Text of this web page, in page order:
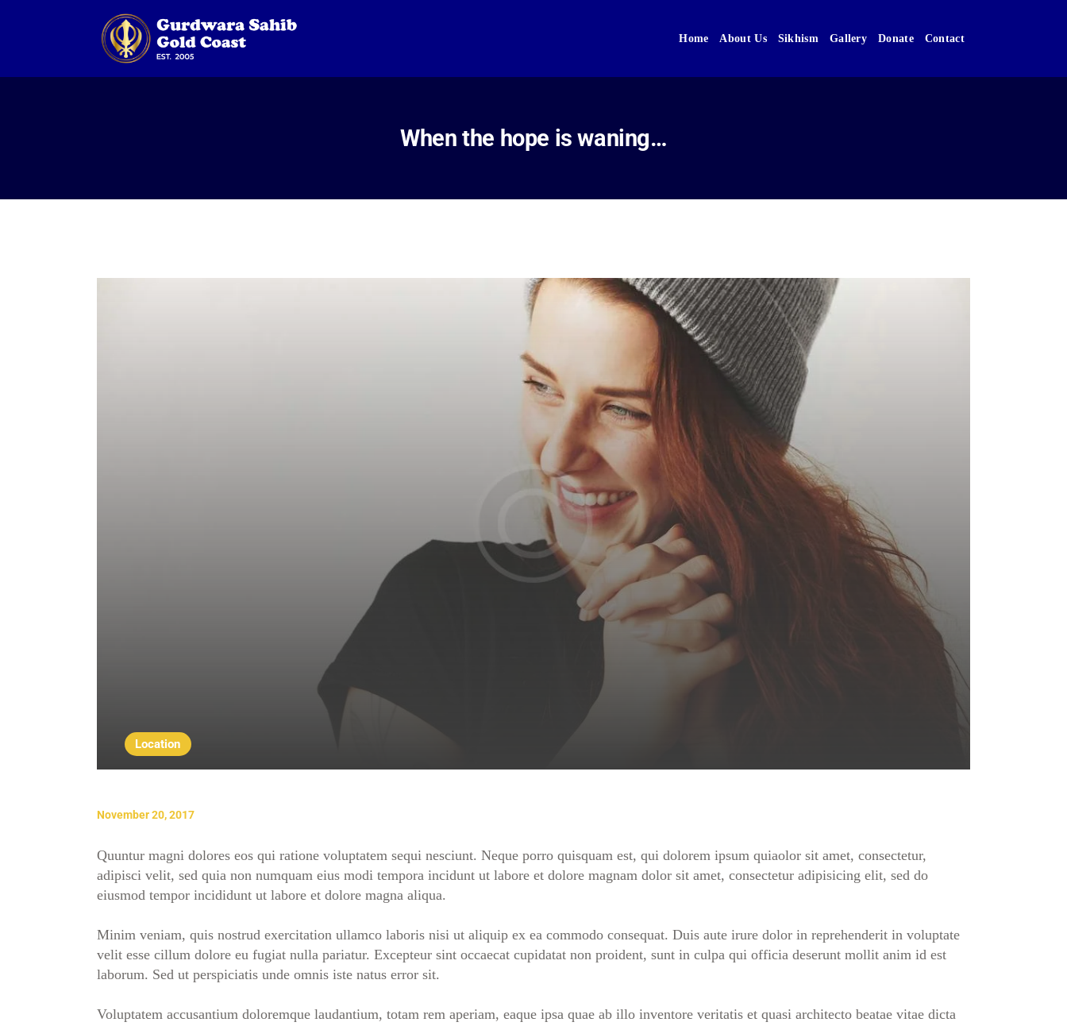
Home About Us Sikhism Gallery Donate Contact
When the hope is waning…
Gallery
Donate
Location
November 20, 2017
Quuntur magni dolores eos qui ratione voluptatem sequi nesciunt. Neque porro quisquam est, qui dolorem ipsum quiaolor sit amet, consectetur,
adipisci velit, sed quia non numquam eius modi tempora incidunt ut labore et dolore magnam dolor sit amet, consectetur adipisicing elit, sed do
eiusmod tempor incididunt ut labore et dolore magna aliqua.
Minim veniam, quis nostrud exercitation ullamco laboris nisi ut aliquip ex ea commodo consequat. Duis aute irure dolor in reprehenderit in voluptate
velit esse cillum dolore eu fugiat nulla pariatur. Excepteur sint occaecat cupidatat non proident, sunt in culpa qui officia deserunt mollit anim id est
laborum. Sed ut perspiciatis unde omnis iste natus error sit.
Voluptatem accusantium doloremque laudantium, totam rem aperiam, eaque ipsa quae ab illo inventore veritatis et quasi architecto beatae vitae dicta